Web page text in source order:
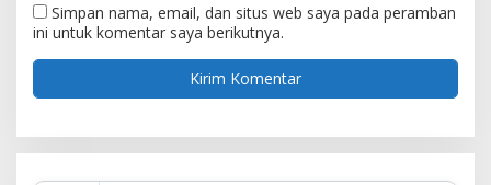
Simpan nama, email, dan situs web saya pada peramban
ini untuk komentar saya berikutnya.